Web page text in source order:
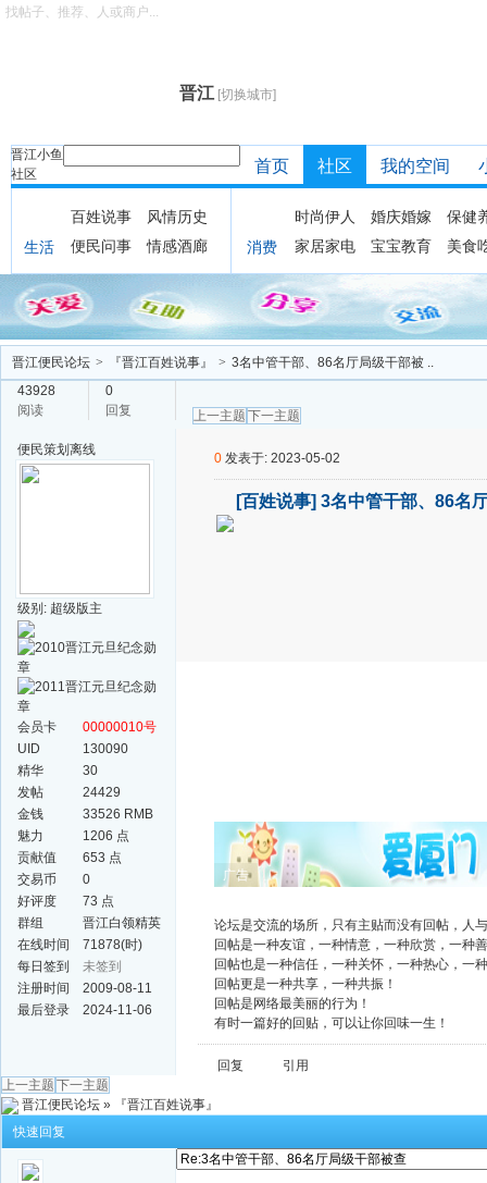
晋江 [切换城市]
晋江小鱼
社区
找帖子、推荐、人或商户...
首页 社区 我的空间
生活
百姓说事
风情历史
便民问事
情感酒廊 消费
时尚伊人 婚庆婚嫁
保健
家居家电
宝宝教育 美食
晋江便民论坛 > 『晋江百姓说事』 > 3名中管干部、86名厅局级干部被 ..
43928
阅读
0
回复
上一主题 下一主题
便民策划 离线
级别: 超级版主
会员卡
00000010号
UID
130090
精华
30
发帖
24429
金钱
33526 RMB
魅力
1206 点
贡献值
653 点
交易币
0
好评度
73 点
群组
晋江白领精英
群
在线时间
71878(时)
每日签到
未签到
注册时间
2009-08-11
最后登录
2024-11-06
0 发表于: 2023-05-02
[百姓说事] 3名中管干部、86名
广告
论坛是交流的场所，只有主贴而没有回帖，人
回帖是一种友谊，一种情意，一种欣赏，一种
回帖也是一种信任，一种关怀，一种热心，一
回帖更是一种共享，一种共振！
回帖是网络最美丽的行为！
有时一篇好的回贴，可以让你回味一生！
回复
引用
上一主题 下一主题
晋江便民论坛 »
『晋江百姓说事』
快速回复